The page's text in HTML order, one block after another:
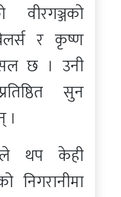
र कृष्ण
छ । उनी
सुन
।
थप केही